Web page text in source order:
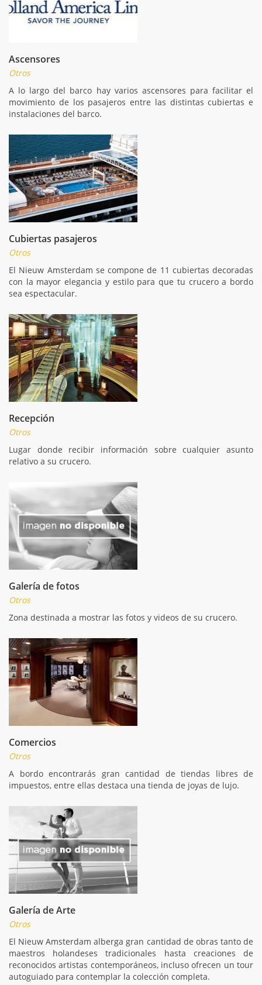
Ascensores
Otros
A lo largo del barco hay varios ascensores para facilitar el
movimiento de los pasajeros entre las distintas cubiertas e
instalaciones del barco.
Cubiertas pasajeros
Otros
El Nieuw Amsterdam se compone de 11 cubiertas decoradas
con la mayor elegancia y estilo para que tu crucero a bordo
sea espectacular.
Recepción
Otros
Lugar donde recibir información sobre cualquier asunto
relativo a su crucero.
Galería de fotos
Otros
Zona destinada a mostrar las fotos y videos de su crucero.
Comercios
Otros
A bordo encontrarás gran cantidad de tiendas libres de
impuestos, entre ellas destaca una tienda de joyas de lujo.
Galería de Arte
Otros
El Nieuw Amsterdam alberga gran cantidad de obras tanto de
maestros holandeses tradicionales hasta creaciones de
reconocidos artistas contemporáneos, incluso ofrecen un tour
autoguiado para contemplar la colección completa.